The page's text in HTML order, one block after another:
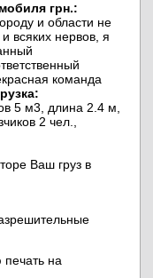
грн.:
и области не
всяких нервов, я
команда
5 м3, длина 2.4 м,
2 чел.,
Ваш груз в
на